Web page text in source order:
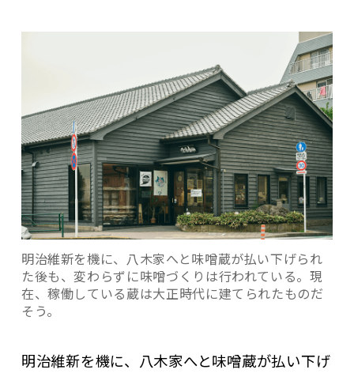
明治維新を機に、八木家へと味噌蔵が払い下げられ
た後も、変わらずに味噌づくりは行われている。現
在、稼働している蔵は大正時代に建てられたものだ
そう。
明治維新を機に、八木家へと味噌蔵が払い下げ